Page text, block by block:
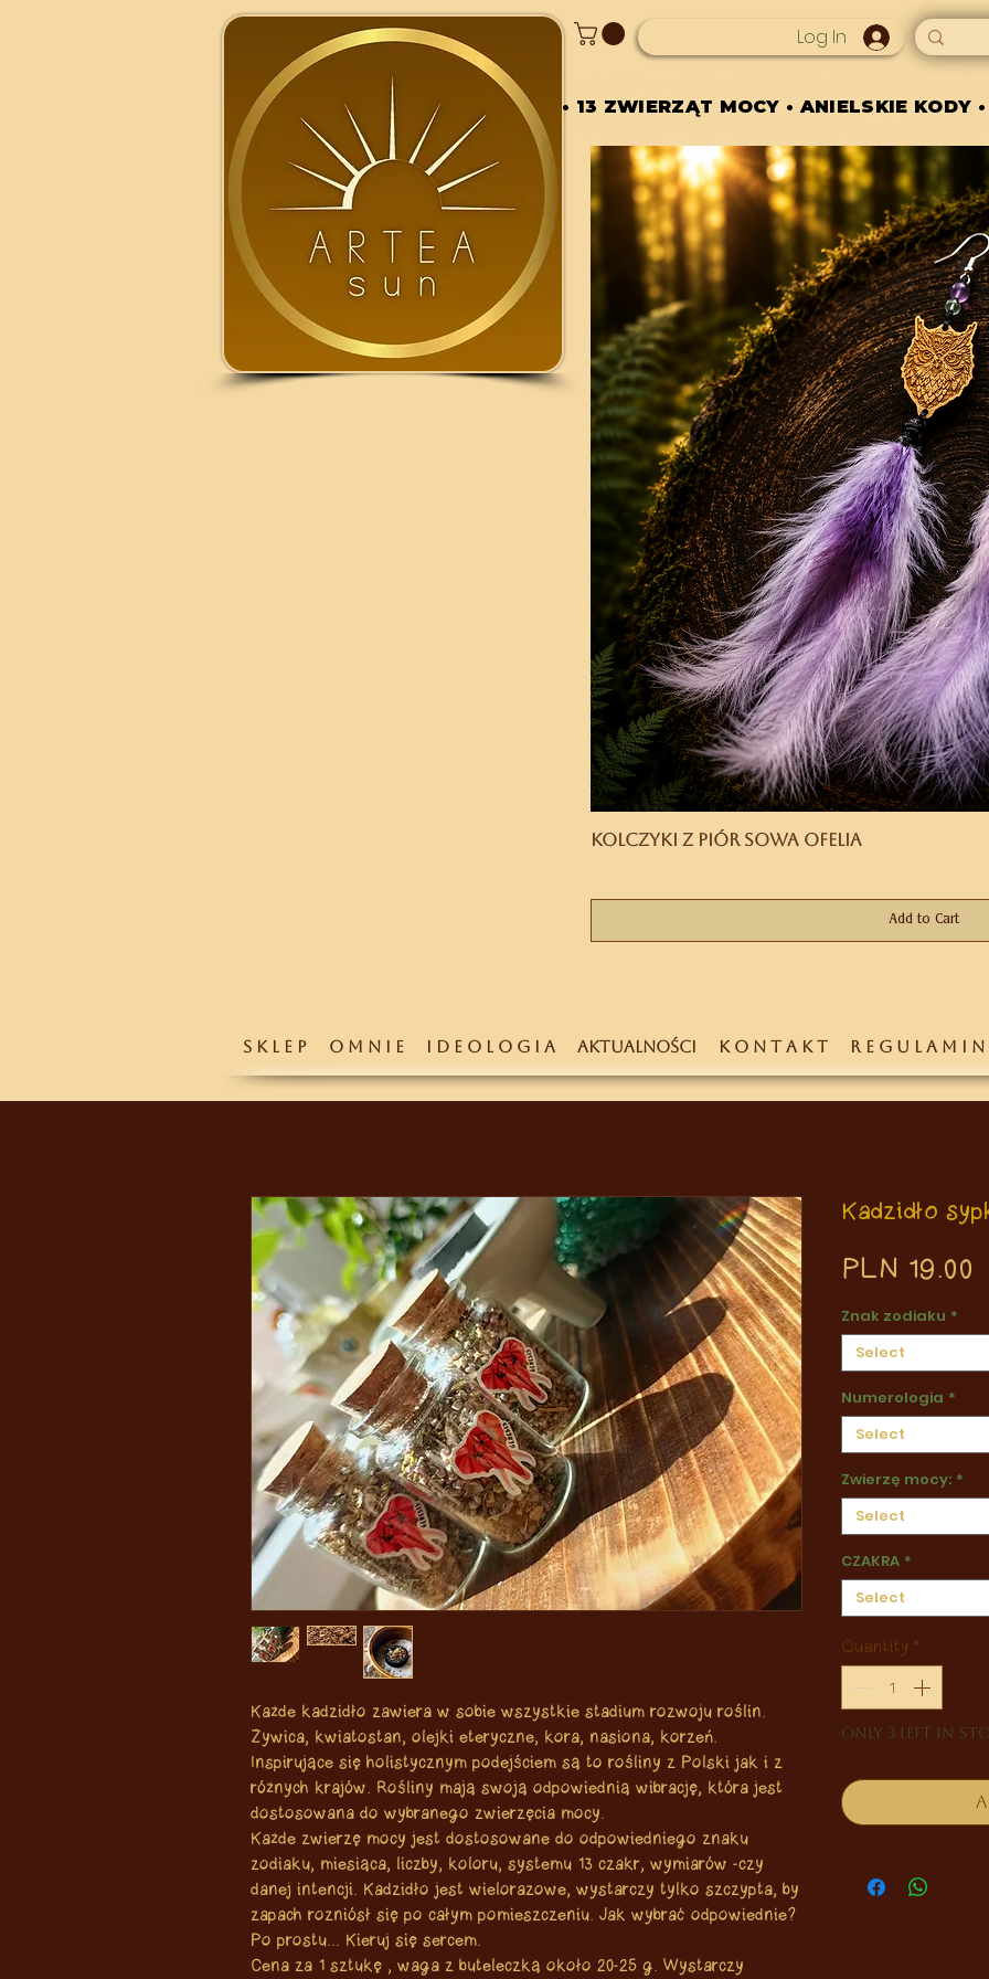
Log In
• 13 ZWIERZĄT MOCY • ANIELSKIE KODY
• 13 ZWIERZĄT MOCY • ANIELSKIE KODY
Kolczyki z piór Sowa Ofelia
Add to Cart
S K L E P O M N I E I D E O L O G I A AKTUALNOŚCI K O N T A K T R E G U L A M I N
Każde kadzidło zawiera w sobie wszystkie stadium rozwoju roślin.
Żywica, kwiatostan, olejki eteryczne, kora, nasiona, korzeń.
Inspirujące się holistycznym podejściem są to rośliny z Polski jak i z
różnych krajów. Rośliny mają swoją odpowiednią wibrację, która jest
dostosowana do wybranego zwierzęcia mocy.
Każde zwierzę mocy jest dostosowane do odpowiedniego znaku
zodiaku, miesiąca, liczby, koloru, systemu 13 czakr, wymiarów -czy
danej intencji. Kadzidło jest wielorazowe, wystarczy tylko szczypta, by
zapach rozniósł się po całym pomieszczeniu. Jak wybrać odpowiednie?
Po prostu... Kieruj się sercem.
Cena za 1 sztukę , waga z buteleczką około 20-25 g. Wystarczy
Kadzidło
PLN 19.00
Znak zodiaku *
Select
Numerologia *
Select
Zwierzę mocy: *
Select
CZAKRA *
Select
Quantity *
Only 3 left in